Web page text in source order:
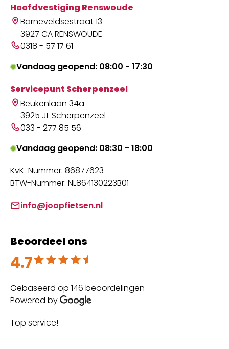
Hoofdvestiging Renswoude
Barneveldsestraat 13
3927 CA RENSWOUDE
0318 - 57 17 61
Vandaag geopend: 08:00 - 17:30
Servicepunt Scherpenzeel
Beukenlaan 34a
3925 JL Scherpenzeel
033 - 277 85 56
Vandaag geopend: 08:30 - 18:00
KvK-Nummer: 86877623
BTW-Nummer: NL864130223B01
info@joopfietsen.nl
Beoordeel ons
4.7
Beoordeeld met 4.7 uit 5
Gebaseerd op 146 beoordelingen
Powered by
Top service!